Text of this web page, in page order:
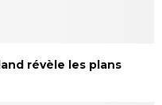
révèle les plans